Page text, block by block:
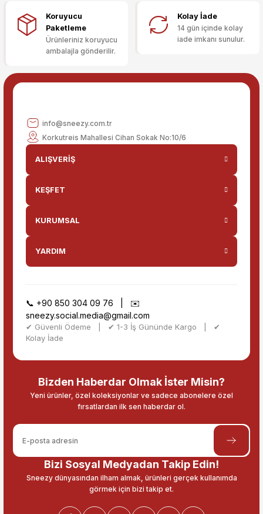
Ürün fiyatı diğer sitelerden daha pahalı.
Bu ürüne benzer farklı alternatifler olmalı.
Koruyucu
Paketleme
Ürünleriniz koruyucu
ambalajla gönderilir.
Kolay İade
14 gün içinde kolay
iade imkanı sunulur.
info@sneezy.com.tr
Korkutreis Mahallesi Cihan Sokak No:10/6
ALIŞVERİŞ
KEŞFET
KURUMSAL
YARDIM
📞 +90 850 304 09 76 | ✉️
sneezy.social.media@gmail.com
✔ Güvenli Ödeme | ✔ 1-3 İş Gününde Kargo | ✔
Kolay İade
Bizden Haberdar Olmak İster Misin?
Yeni ürünler, özel koleksiyonlar ve sadece abonelere özel
fırsatlardan ilk sen haberdar ol.
Bizi Sosyal Medyadan Takip Edin!
Sneezy dünyasından ilham almak, ürünleri gerçek kullanımda
görmek için bizi takip et.